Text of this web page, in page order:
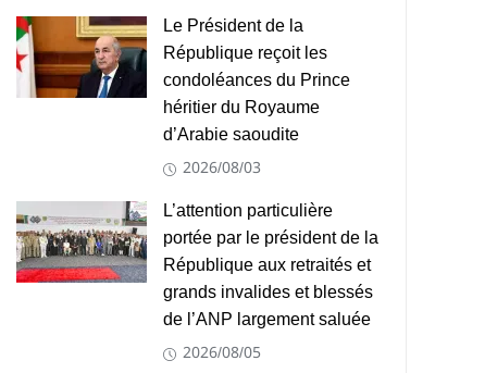
Le Président de la
République reçoit les
condoléances du Prince
héritier du Royaume
d’Arabie saoudite
2026/08/03
L’attention particulière
portée par le président de la
République aux retraités et
grands invalides et blessés
de l’ANP largement saluée
2026/08/05